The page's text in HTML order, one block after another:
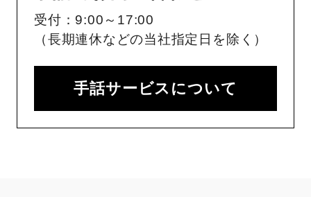
受付：9:00～17:00
（長期連休などの当社指定日を除く）
手話サービスについて